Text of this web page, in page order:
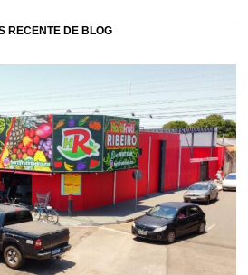
RECENTE DE BLOG